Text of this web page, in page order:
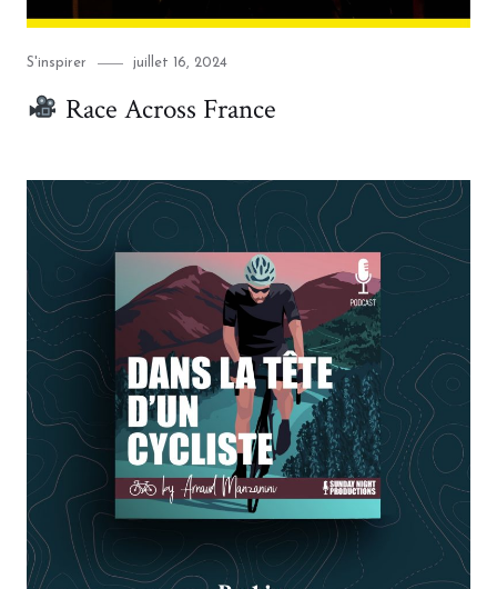
Category
S'inspirer
Posted
juillet 16, 2024
Race Across France